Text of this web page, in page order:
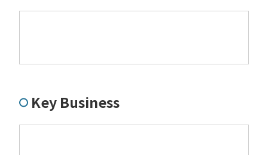
Key Business